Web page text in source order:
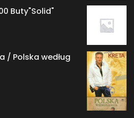
Buty"Solid"
/ Polska według